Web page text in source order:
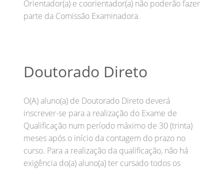
Orientador(a) e coorientador(a) não poderão fazer
parte da Comissão Examinadora.
Doutorado Direto
O(A) aluno(a) de Doutorado Direto deverá
inscrever-se para a realização do Exame de
Qualificação num período máximo de 30 (trinta)
meses após o início da contagem do prazo no
curso. Para a realização da qualificação, não há
exigência do(a) aluno(a) ter cursado todos os